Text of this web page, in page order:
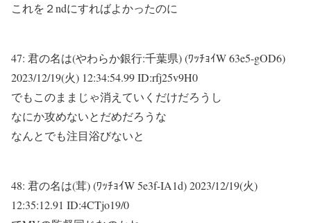
これを２ndにすればよかったのに
47: 君の名は(やわらか銀行:千葉県) (ﾜｯﾁｮｲW 63e5-gOD6)
2023/12/19(火) 12:34:54.99 ID:rfj25v9H0
でもこのままじゃ消えていくだけだろうし
なにか攻めないとだめだろうな
なんとでも注目浴びないと
48: 君の名は(茸) (ﾜｯﾁｮｲW 5e3f-IA1d)2023/12/19(火)
12:35:12.91 ID:4CTjo19/0